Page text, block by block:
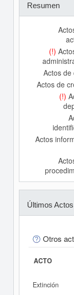
Resumen
(!)
Actos de
Actos de
(!)
Actos
Últimos
Otros
ACTO
Extinción